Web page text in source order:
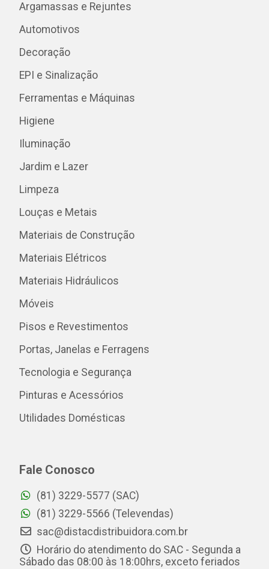
Argamassas e Rejuntes
Automotivos
Decoração
EPI e Sinalização
Ferramentas e Máquinas
Higiene
Iluminação
Jardim e Lazer
Limpeza
Louças e Metais
Materiais de Construção
Materiais Elétricos
Materiais Hidráulicos
Móveis
Pisos e Revestimentos
Portas, Janelas e Ferragens
Tecnologia e Segurança
Pinturas e Acessórios
Utilidades Domésticas
Fale Conosco
(81) 3229-5577 (SAC)
(81) 3229-5566 (Televendas)
sac@distacdistribuidora.com.br
Horário do atendimento do SAC - Segunda a
Sábado das 08:00 às 18:00hrs, exceto feriados